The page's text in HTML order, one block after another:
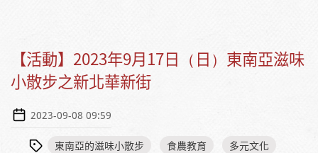
【活動】2023年9月17日（日）東南亞滋味
小散步之新北華新街
2023-09-08 09:59
東南亞的滋味小散步 食農教育
多元文化